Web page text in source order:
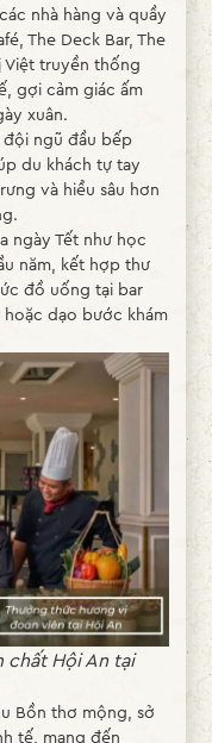
nhà hàng và quầy
The Deck Bar, The
truyền thống
gợi cảm giác ấm
xuân.
ngũ đầu bếp
du khách tự tay
và hiểu sâu hơn
ngày Tết như học
năm, kết hợp thư
đồ uống tại bar
dạo bước khám
chất Hội An tại
Bồn thơ mộng, sở
tế, mang đến